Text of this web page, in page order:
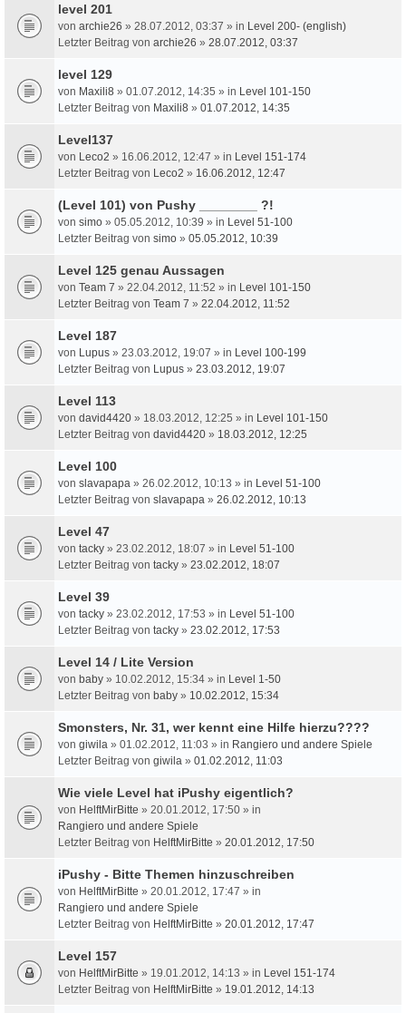
level 201
von archie26 » 28.07.2012, 03:37 » in Level 200- (english)
Letzter Beitrag von archie26 » 28.07.2012, 03:37
level 129
von Maxili8 » 01.07.2012, 14:35 » in Level 101-150
Letzter Beitrag von Maxili8 » 01.07.2012, 14:35
Level137
von Leco2 » 16.06.2012, 12:47 » in Level 151-174
Letzter Beitrag von Leco2 » 16.06.2012, 12:47
(Level 101) von Pushy ________ ?!
von simo » 05.05.2012, 10:39 » in Level 51-100
Letzter Beitrag von simo » 05.05.2012, 10:39
Level 125 genau Aussagen
von Team 7 » 22.04.2012, 11:52 » in Level 101-150
Letzter Beitrag von Team 7 » 22.04.2012, 11:52
Level 187
von Lupus » 23.03.2012, 19:07 » in Level 100-199
Letzter Beitrag von Lupus » 23.03.2012, 19:07
Level 113
von david4420 » 18.03.2012, 12:25 » in Level 101-150
Letzter Beitrag von david4420 » 18.03.2012, 12:25
Level 100
von slavapapa » 26.02.2012, 10:13 » in Level 51-100
Letzter Beitrag von slavapapa » 26.02.2012, 10:13
Level 47
von tacky » 23.02.2012, 18:07 » in Level 51-100
Letzter Beitrag von tacky » 23.02.2012, 18:07
Level 39
von tacky » 23.02.2012, 17:53 » in Level 51-100
Letzter Beitrag von tacky » 23.02.2012, 17:53
Level 14 / Lite Version
von baby » 10.02.2012, 15:34 » in Level 1-50
Letzter Beitrag von baby » 10.02.2012, 15:34
Smonsters, Nr. 31, wer kennt eine Hilfe hierzu????
von giwila » 01.02.2012, 11:03 » in Rangiero und andere Spiele
Letzter Beitrag von giwila » 01.02.2012, 11:03
Wie viele Level hat iPushy eigentlich?
von HelftMirBitte » 20.01.2012, 17:50 » in
Rangiero und andere Spiele
Letzter Beitrag von HelftMirBitte » 20.01.2012, 17:50
iPushy - Bitte Themen hinzuschreiben
von HelftMirBitte » 20.01.2012, 17:47 » in
Rangiero und andere Spiele
Letzter Beitrag von HelftMirBitte » 20.01.2012, 17:47
Level 157
von HelftMirBitte » 19.01.2012, 14:13 » in Level 151-174
Letzter Beitrag von HelftMirBitte » 19.01.2012, 14:13